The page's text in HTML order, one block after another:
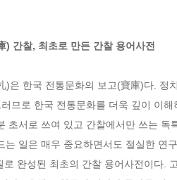
) 간찰, 최초로 만든 간찰 용어사전
)은 한국 전통문화의 보고(寶庫)다.
므로 한국 전통문화를 더욱 깊이 이
초서로 쓰여 있고 간찰에서만 쓰는
는 일은 매우 중요하면서도 절실한 연
로 완성된 최초의 간찰 용어사전이다.